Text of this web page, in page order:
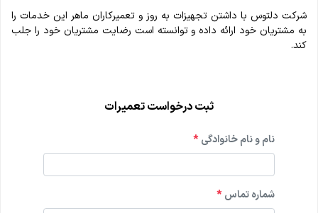
شرکت دلتوس با داشتن تجهیزات به‌ روز و تعمیرکاران ماهر این خدمات را
به مشتریان خود ارائه داده و توانسته است رضایت مشتریان خود را جلب
کند.
ثبت درخواست تعمیرات
نام و نام خانوادگی *
شماره تماس *